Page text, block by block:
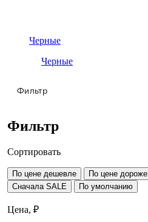
Черные
Черные
Фильтр
Фильтр
Сортировать
По цене дешевле По цене дороже
Сначала SALE
По умолчанию
Цена, ₽